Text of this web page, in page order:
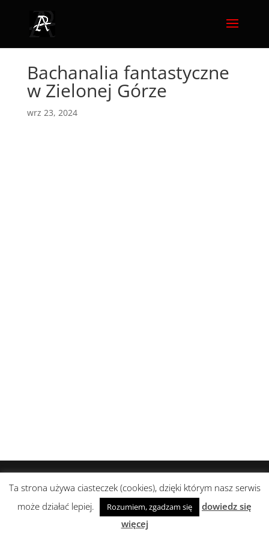
Bachanalia fantastyczne
w Zielonej Górze
wrz 23, 2024
Ta strona używa ciasteczek (cookies), dzięki którym nasz serwis
może działać lepiej.
Rozumiem, zgadzam się
dowiedz się
więcej